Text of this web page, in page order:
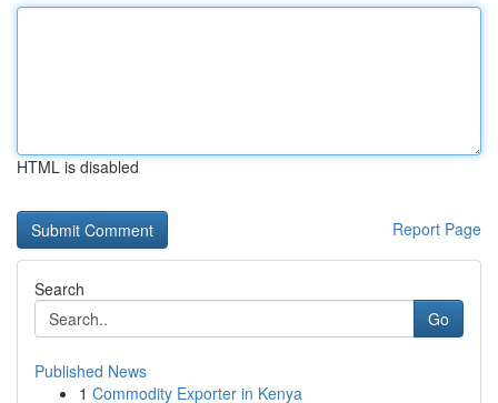
HTML is disabled
Report Page
Search
Go
Published News
1 Commodity Exporter in Kenya